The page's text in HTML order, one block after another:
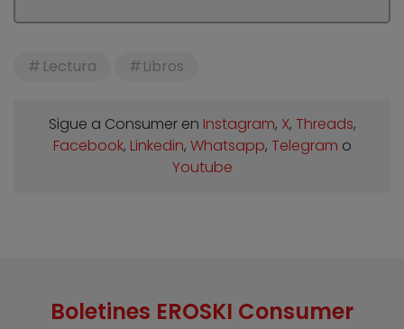
Lectura Libros
Sigue a Consumer en Instagram, X, Threads,
Facebook, Linkedin, Whatsapp, Telegram o
Youtube
Boletines EROSKI Consumer